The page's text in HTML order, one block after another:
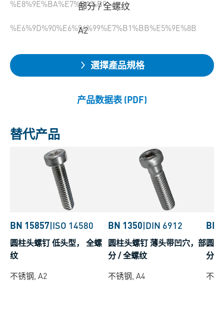
%E8%9E%BA%E7%BA%B9
部分 / 全螺纹
%E6%9D%90%E6%96%99%E7%B1%BB%E5%9E%8B
A2
選擇產品規格
产品数据表 (PDF)
替代产品
BN 15857|ISO 14580
圆柱头螺钉 低头型， 全螺
纹
不锈钢, A2
BN 1350|DIN 6912
圆柱头螺钉 薄头带凹穴，部
分 / 全螺纹
不锈钢, A4
BN
圆
分 /
不锈